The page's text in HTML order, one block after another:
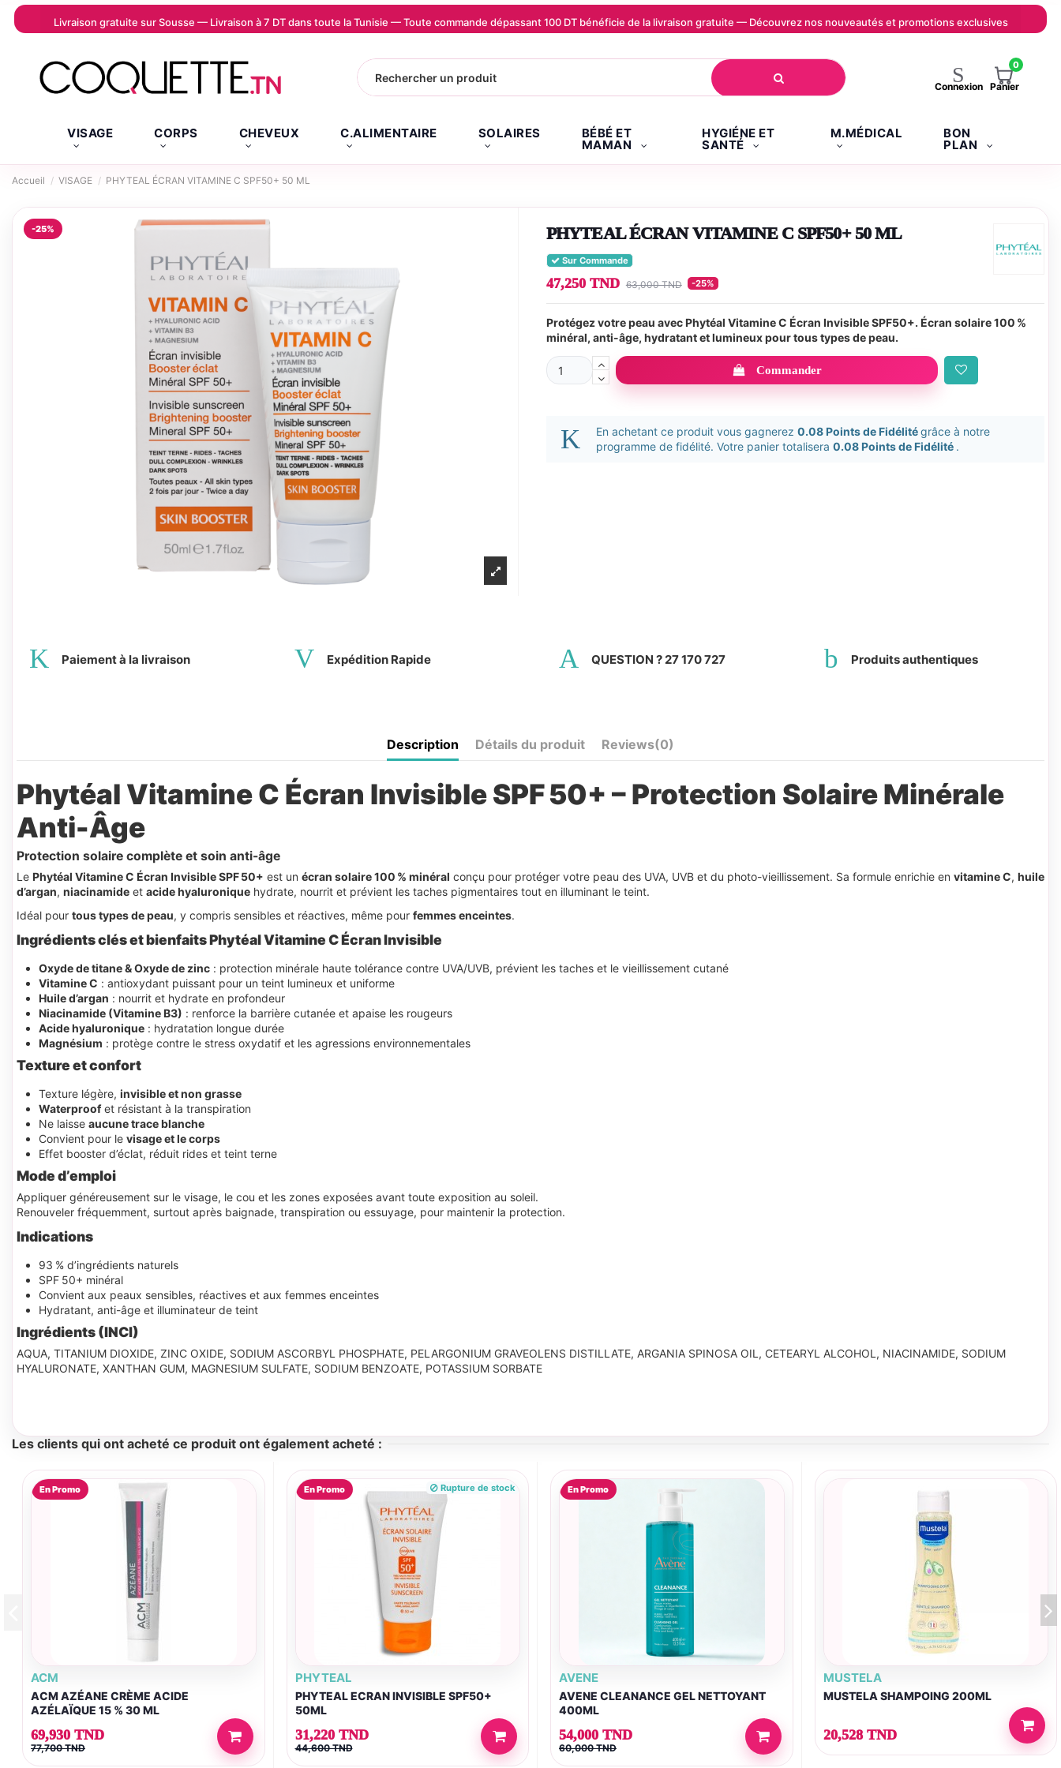
Livraison gratuite sur Sousse — Livraison à 7 DT dans toute la Tunisie — Toute commande dépassant 100 DT bénéficie de la livraison gratuite — Découvrez nos nouveautés et promotions exclusives
Connexion
0
Panier
VISAGE CORPS CHEVEUX C.ALIMENTAIRE SOLAIRES BÉBÉ ET
MAMAN
HYGIÉNE ET
SANTÉ
M.MÉDICAL BON
PLAN
Accueil VISAGE PHYTEAL ÉCRAN VITAMINE C SPF50+ 50 ML
-25% PHYTEAL ÉCRAN VITAMINE C SPF50+ 50 ML
Sur Commande
47,250 TND 63,000 TND -25%
Protégez votre peau avec Phytéal Vitamine C Écran Invisible SPF50+. Écran solaire 100 %
minéral, anti-âge, hydratant et lumineux pour tous types de peau.
Commander
En achetant ce produit vous gagnerez 0.08 Points de Fidélitégrâce à notre
programme de fidélité. Votre panier totalisera 0.08 Points de Fidélité .
Paiement à la livraison Expédition Rapide QUESTION ? 27 170 727 Produits authentiques
Description Détails du produit Reviews(0)
Phytéal Vitamine C Écran Invisible SPF 50+ – Protection Solaire Minérale
Anti-Âge
Protection solaire complète et soin anti-âge
Le Phytéal Vitamine C Écran Invisible SPF 50+ est un écran solaire 100 % minéral conçu pour protéger votre peau des UVA, UVB et du photo-vieillissement. Sa formule enrichie en vitamine C, huile
d’argan, niacinamide et acide hyaluronique hydrate, nourrit et prévient les taches pigmentaires tout en illuminant le teint.
Idéal pour tous types de peau, y compris sensibles et réactives, même pour femmes enceintes.
Ingrédients clés et bienfaitsPhytéal Vitamine C Écran Invisible
Oxyde de titane & Oxyde de zinc : protection minérale haute tolérance contre UVA/UVB, prévient les taches et le vieillissement cutané
Vitamine C : antioxydant puissant pour un teint lumineux et uniforme
Huile d’argan : nourrit et hydrate en profondeur
Niacinamide (Vitamine B3) : renforce la barrière cutanée et apaise les rougeurs
Acide hyaluronique : hydratation longue durée
Magnésium : protège contre le stress oxydatif et les agressions environnementales
Texture et confort
Texture légère, invisible et non grasse
Waterproofet résistant à la transpiration
Ne laisse aucune trace blanche
Convient pour le visage et le corps
Effet booster d’éclat, réduit rides et teint terne
Mode d’emploi
Appliquer généreusement sur le visage, le cou et les zones exposées avant toute exposition au soleil.
Renouveler fréquemment, surtout après baignade, transpiration ou essuyage, pour maintenir la protection.
Indications
93 % d’ingrédients naturels
SPF 50+ minéral
Convient aux peaux sensibles, réactives et aux femmes enceintes
Hydratant, anti-âge et illuminateur de teint
Ingrédients (INCI)
AQUA, TITANIUM DIOXIDE, ZINC OXIDE, SODIUM ASCORBYL PHOSPHATE, PELARGONIUM GRAVEOLENS DISTILLATE, ARGANIA SPINOSA OIL, CETEARYL ALCOHOL, NIACINAMIDE, SODIUM
HYALURONATE, XANTHAN GUM, MAGNESIUM SULFATE, SODIUM BENZOATE, POTASSIUM SORBATE
Les clients qui ont acheté ce produit ont également acheté :
En Promo
ACM
ACM AZÉANE CRÈME ACIDE
AZÉLAÏQUE 15 % 30 ML
69,930 TND
77,700 TND
En Promo Rupture de stock
PHYTEAL
PHYTEAL ECRAN INVISIBLE SPF50+
50ML
31,220 TND
44,600 TND
En Promo
AVENE
AVENE CLEANANCE GEL NETTOYANT
400ML
54,000 TND
60,000 TND
MUSTELA
MUSTELA SHAMPOING 200ML
20,528 TND